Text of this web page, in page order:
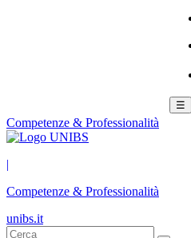
☰
Competenze & Professionalità
|
Competenze & Professionalità
unibs.it